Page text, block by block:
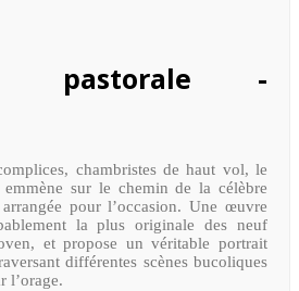
pastorale -
chambristes de haut vol, le
emmène sur le chemin de la célèbre
pour l’occasion. Une œuvre
la plus originale des neuf
et propose un véritable portrait
différentes scènes bucoliques
l’orage.